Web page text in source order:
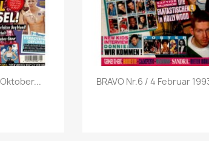
Oktober... Vorschau
BRAVO Nr.6 / 4 Februar